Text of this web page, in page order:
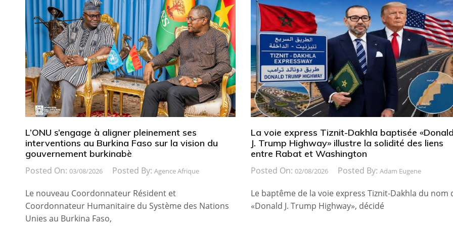
L’ONU s’engage à aligner pleinement ses
interventions au Burkina Faso sur la vision du
gouvernement burkinabè
Posted On: 03/08/2026 Posted By: Agence Afrique
Le nouveau Coordonnateur Résident et
Coordonnateur Humanitaire du Système des Nations
Unies au Burkina Faso,
La voie express Tiznit-Dakhla baptisée
J. Trump Highway» illustre la solidité des liens
entre Rabat et Washington
Posted On: 02/08/2026 Posted By: Adam Eugene
Le baptême de la voie express Tiznit-Dakhla du nom
«Donald J. Trump Highway», décidé